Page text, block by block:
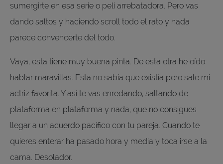
sumergirte en esa serie o peli arrebatadora. Pero vas
dando saltos y haciendo scroll todo el rato y nada
parece convencerte del todo.
Vaya, esta tiene muy buena pinta. De esta otra he oído
hablar maravillas. Esta no sabía que existía pero sale mi
actriz favorita. Y así te vas enredando, saltando de
plataforma en plataforma y nada, que no consigues
llegar a un acuerdo pacífico con tu pareja. Cuando te
quieres enterar ha pasado hora y media y toca irse a la
cama. Desolador.